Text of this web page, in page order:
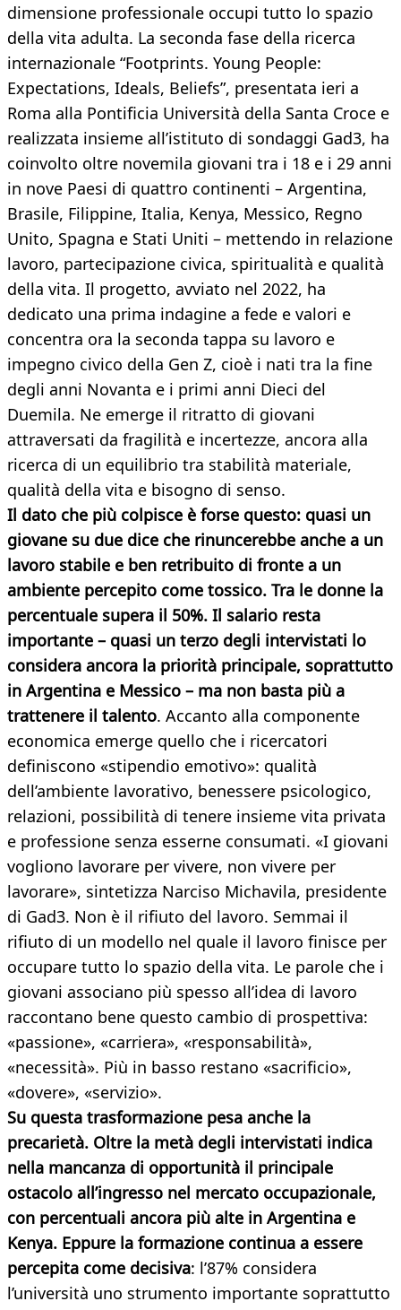
dimensione professionale occupi tutto lo spazio
della vita adulta. La seconda fase della ricerca
internazionale “Footprints. Young People:
Expectations, Ideals, Beliefs”, presentata ieri a
Roma alla Pontificia Università della Santa Croce e
realizzata insieme all’istituto di sondaggi Gad3, ha
coinvolto oltre novemila giovani tra i 18 e i 29 anni
in nove Paesi di quattro continenti – Argentina,
Brasile, Filippine, Italia, Kenya, Messico, Regno
Unito, Spagna e Stati Uniti – mettendo in relazione
lavoro, partecipazione civica, spiritualità e qualità
della vita. Il progetto, avviato nel 2022, ha
dedicato una prima indagine a fede e valori e
concentra ora la seconda tappa su lavoro e
impegno civico della Gen Z, cioè i nati tra la fine
degli anni Novanta e i primi anni Dieci del
Duemila. Ne emerge il ritratto di giovani
attraversati da fragilità e incertezze, ancora alla
ricerca di un equilibrio tra stabilità materiale,
qualità della vita e bisogno di senso.
Il dato che più colpisce è forse questo: quasi un
giovane su due dice che rinuncerebbe anche a un
lavoro stabile e ben retribuito di fronte a un
ambiente percepito come tossico. Tra le donne la
percentuale supera il 50%. Il salario resta
importante – quasi un terzo degli intervistati lo
considera ancora la priorità principale, soprattutto
in Argentina e Messico – ma non basta più a
trattenere il talento. Accanto alla componente
economica emerge quello che i ricercatori
definiscono «stipendio emotivo»: qualità
dell’ambiente lavorativo, benessere psicologico,
relazioni, possibilità di tenere insieme vita privata
e professione senza esserne consumati. «I giovani
vogliono lavorare per vivere, non vivere per
lavorare», sintetizza Narciso Michavila, presidente
di Gad3. Non è il rifiuto del lavoro. Semmai il
rifiuto di un modello nel quale il lavoro finisce per
occupare tutto lo spazio della vita. Le parole che i
giovani associano più spesso all’idea di lavoro
raccontano bene questo cambio di prospettiva:
«passione», «carriera», «responsabilità»,
«necessità». Più in basso restano «sacrificio»,
«dovere», «servizio».
Su questa trasformazione pesa anche la
precarietà. Oltre la metà degli intervistati indica
nella mancanza di opportunità il principale
ostacolo all’ingresso nel mercato occupazionale,
con percentuali ancora più alte in Argentina e
Kenya. Eppure la formazione continua a essere
percepita come decisiva: l’87% considera
l’università uno strumento importante soprattutto